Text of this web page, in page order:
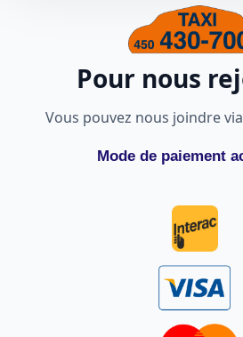
Pour nous
Vous pouvez nous joindre
Mode de paiement